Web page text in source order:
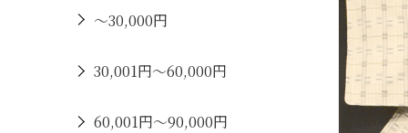
～30,000円
30,001円～60,000円
60,001円～90,000円